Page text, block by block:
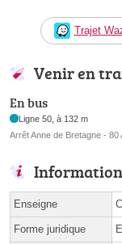
Trajet
Venir en
En bus
Ligne 50, à 132 m
Arrêt Anne de Bretagne -
Enseigne
Forme juridique